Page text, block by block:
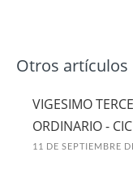
Otros artículos
VIGESIMO
ORDINARIO -
11 DE SEPTIEMBRE